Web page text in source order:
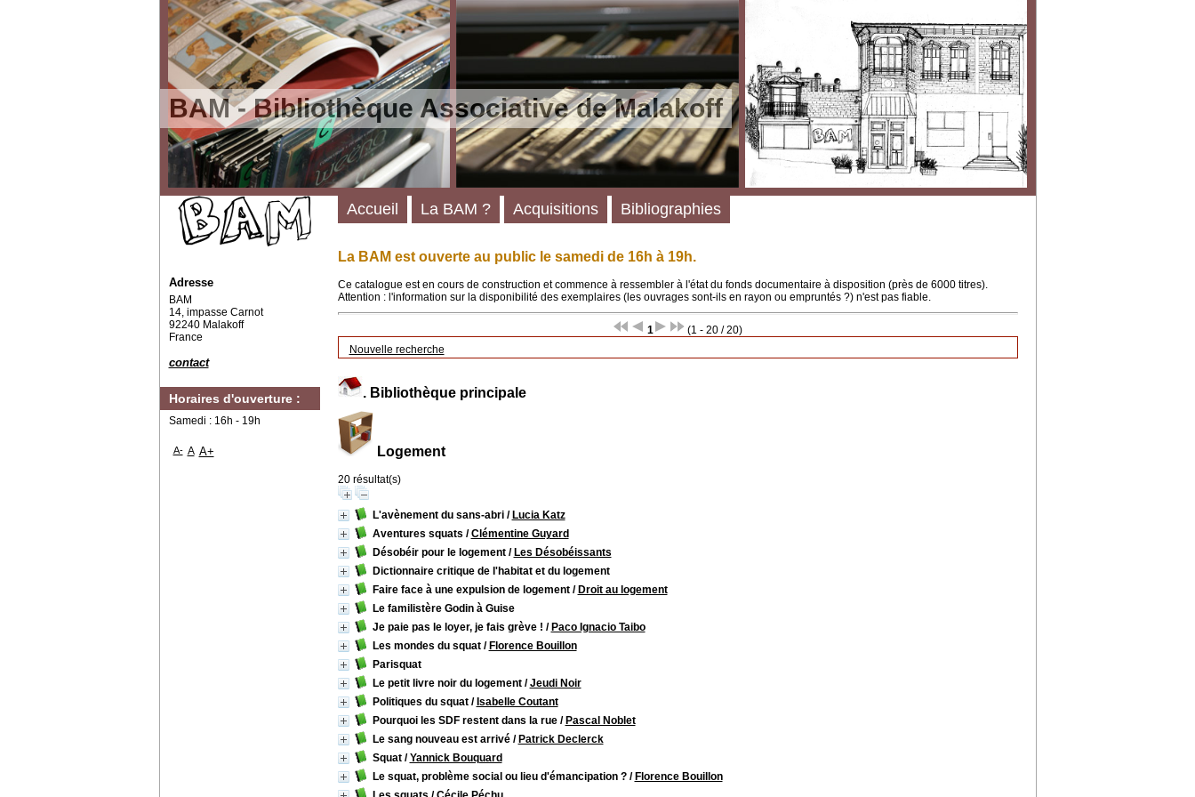
BAM - Bibliothèque Associative de Malakoff
La BAM est ouverte au public le samedi de 16h à 19h.
Ce catalogue est en cours de construction et commence à ressembler à l'état du fonds documentaire à disposition (près de 6000 titres).
Attention : l'information sur la disponibilité des exemplaires (les ouvrages sont-ils en rayon ou empruntés ?) n'est pas fiable.
1
(1 - 20 / 20)
Nouvelle recherche
. Bibliothèque principale
Logement
20 résultat(s)
L'avènement du sans-abri/ Lucia Katz
Aventures squats /Clémentine Guyard
Désobéir pour le logement/ Les Désobéissants
Dictionnaire critique de l'habitat et du logement
Faire face à une expulsion de logement/ Droit au logement
Le familistère Godin à Guise
Je paie pas le loyer, je fais grève ! / Paco Ignacio Taibo
Les mondes du squat/ Florence Bouillon
Parisquat
Le petit livre noir du logement/Jeudi Noir
Politiques du squat/ Isabelle Coutant
Pourquoi les SDF restent dans la rue/ Pascal Noblet
Le sang nouveau est arrivé/ Patrick Declerck
Squat/Yannick Bouquard
Le squat, problème social ou lieu d'émancipation ?/ Florence Bouillon
Accueil La BAM ? Acquisitions Bibliographies
Adresse
BAM
14, impasse Carnot
92240 Malakoff
France
contact
Horaires d'ouverture :
Samedi : 16h - 19h
A- A A+